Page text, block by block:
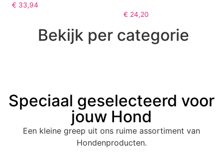
€ 33,94
€ 24,20
Bekijk per categorie
Speciaal geselecteerd voor
jouw Hond
Een kleine greep uit ons ruime assortiment van
Hondenproducten.